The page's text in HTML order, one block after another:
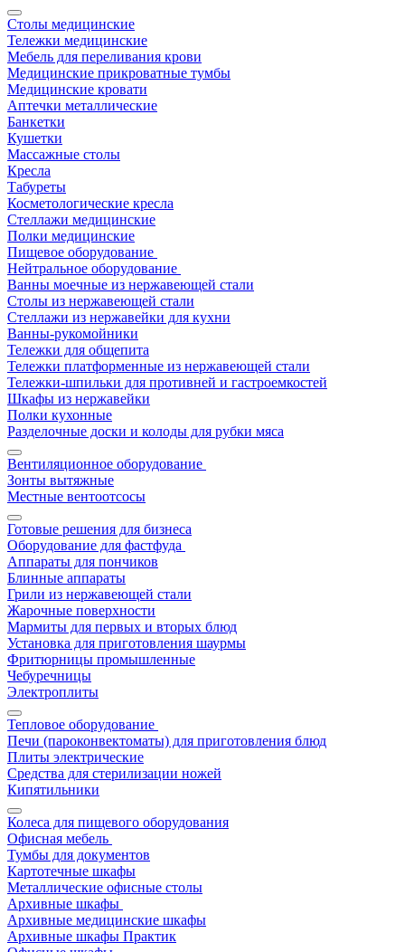
Столы медицинские
Тележки медицинские
Мебель для переливания крови
Медицинские прикроватные тумбы
Медицинские кровати
Аптечки металлические
Банкетки
Кушетки
Массажные столы
Кресла
Табуреты
Косметологические кресла
Стеллажи медицинские
Полки медицинские
Пищевое оборудование
Нейтральное оборудование
Ванны моечные из нержавеющей стали
Столы из нержавеющей стали
Стеллажи из нержавейки для кухни
Ванны-рукомойники
Тележки для общепита
Тележки платформенные из нержавеющей стали
Тележки-шпильки для противней и гастроемкостей
Шкафы из нержавейки
Полки кухонные
Разделочные доски и колоды для рубки мяса
Вентиляционное оборудование
Зонты вытяжные
Местные вентоотсосы
Готовые решения для бизнеса
Оборудование для фастфуда
Аппараты для пончиков
Блинные аппараты
Грили из нержавеющей стали
Жарочные поверхности
Мармиты для первых и вторых блюд
Установка для приготовления шаурмы
Фритюрницы промышленные
Чебуречницы
Электроплиты
Тепловое оборудование
Печи (пароконвектоматы) для приготовления блюд
Плиты электрические
Средства для стерилизации ножей
Кипятильники
Колеса для пищевого оборудования
Офисная мебель
Тумбы для документов
Картотечные шкафы
Металлические офисные столы
Архивные шкафы
Архивные медицинские шкафы
Архивные шкафы Практик